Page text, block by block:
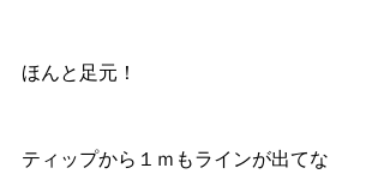
ほんと足元！
ティップから１ｍもラインが出てな